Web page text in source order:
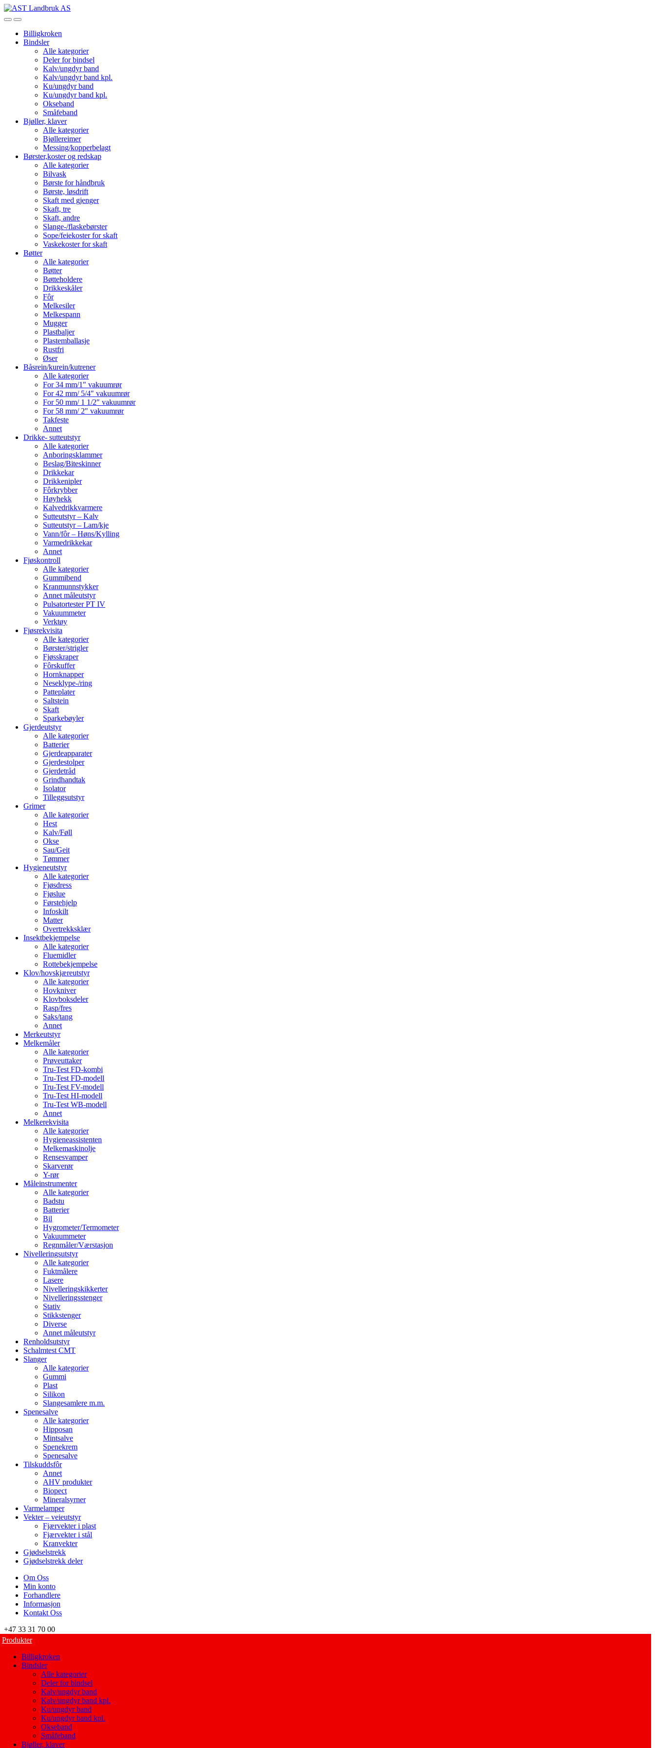
Skip
to
Skip
to
OpenClose
Billigkroken
Bindsler
Alle kategorier
Deler for bindsel
Kalv/ungdyr band
Kalv/ungdyr band kpl.
Ku/ungdyr band
Ku/ungdyr band kpl.
Okseband
Småfeband
Bjøller, klaver
Alle kategorier
Bjøllereimer
Messing/kopperbelagt
Børster,koster og redskap
Alle kategorier
Bilvask
Børste for håndbruk
Børste, løsdrift
Skaft med gjenger
Skaft, tre
Skaft, andre
Slange-/flaskebørster
Sope/feiekoster for skaft
Vaskekoster for skaft
Bøtter
Alle kategorier
Bøtter
Bøtteholdere
Drikkeskåler
Fôr
Melkesiler
Melkespann
Mugger
Plastbaljer
Plastemballasje
Rustfri
Øser
Båsrein/kurein/kutrener
Alle kategorier
For 34 mm/1″ vakuumrør
For 42 mm/ 5/4″ vakuumrør
For 50 mm/ 1 1/2″ vakuumrør
For 58 mm/ 2″ vakuumrør
Takfeste
Annet
Drikke- sutteutstyr
Alle kategorier
Anboringsklammer
Beslag/Biteskinner
Drikkekar
Drikkenipler
Fôrkrybber
Høyhekk
Kalvedrikkvarmere
Sutteutstyr – Kalv
Sutteutstyr – Lam/kje
Vann/fôr – Høns/Kylling
Varmedrikkekar
Annet
Fjøskontroll
Alle kategorier
Gummibend
Kranmunnstykker
Annet måleutstyr
Pulsatortester PT IV
Vakuummeter
Verktøy
Fjøsrekvisita
Alle kategorier
Børster/strigler
Fjøsskraper
Fôrskuffer
Hornknapper
Neseklype-/ring
Patteplater
Saltstein
Skaft
Sparkebøyler
Gjerdeutstyr
Alle kategorier
Batterier
Gjerdeapparater
Gjerdestolper
Gjerdetråd
Grindhandtak
Isolator
Tilleggsutstyr
Grimer
Alle kategorier
Hest
Kalv/Føll
Okse
Sau/Geit
Tømmer
Hygieneutstyr
Alle kategorier
Fjøsdress
Fjøslue
Førstehjelp
Infoskilt
Matter
Overtrekksklær
Insektbekjempelse
Alle kategorier
Fluemidler
Rottebekjempelse
Klov/hovskjæreutstyr
Alle kategorier
Hovkniver
Klovboksdeler
Rasp/fres
Saks/tang
Annet
Merkeutstyr
Melkemåler
Alle kategorier
Prøveuttaker
Tru-Test FD-kombi
Tru-Test FD-modell
Tru-Test FV-modell
Tru-Test HI-modell
Tru-Test WB-modell
Annet
Melkerekvisita
Alle kategorier
Hygieneassistenten
Melkemaskinolje
Rensesvamper
Skarverør
Y-rør
Måleinstrumenter
Alle kategorier
Badstu
Batterier
Bil
Hygrometer/Termometer
Vakuummeter
Regnmåler/Værstasjon
Nivelleringsutstyr
Alle kategorier
Fuktmålere
Lasere
Nivelleringskikkerter
Nivelleringsstenger
Stativ
Stikkstenger
Diverse
Annet måleutstyr
Renholdsutstyr
Schalmtest CMT
Slanger
Alle kategorier
Gummi
Plast
Silikon
Slangesamlere m.m.
Spenesalve
Alle kategorier
Hipposan
Mintsalve
Spenekrem
Spenesalve
Tilskuddsfôr
Annet
AHV produkter
Biopect
Mineralsyrner
Varmelamper
Vekter – veieutstyr
Fjærvekter i plast
Fjærvekter i stål
Kranvekter
Gjødselstrekk
Gjødselstrekk deler
Om Oss
Min konto
Forhandlere
Informasjon
Kontakt Oss
+47 33 31 70 00
Produkter
Billigkroken
Bindsler
Alle kategorier
Deler for bindsel
Kalv/ungdyr band
Kalv/ungdyr band kpl.
Ku/ungdyr band
Ku/ungdyr band kpl.
Okseband
Småfeband
Bjøller, klaver